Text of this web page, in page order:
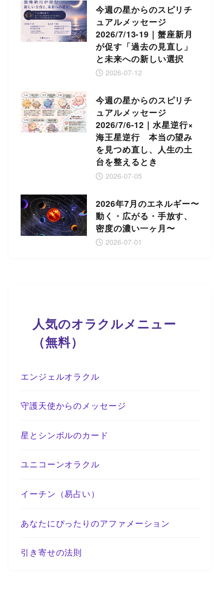
今週の星からのスピリチ
ュアルメッセージ
2026/7/13-19｜蟹座新月
が促す「過去の見直し」
と未来への新しい選択
2026-07-12
今週の星からのスピリチ
ュアルメッセージ
2026/7/6-12｜水星逆行×
海王星逆行 本当の望み
を見つめ直し、人生の土
台を整えるとき
2026-07-05
2026年7月のエネルギー〜
動く・広がる・手放す、
密度の濃い一ヶ月〜
2026-07-01
人気のオラクルメニュー
（無料）
エンジェルオラクル
守護天使からのメッセージ
星とシンボルのカード
ユニコーンオラクル
イーチン（易占い）
あなたにぴったりのアファメーション
引き寄せの法則